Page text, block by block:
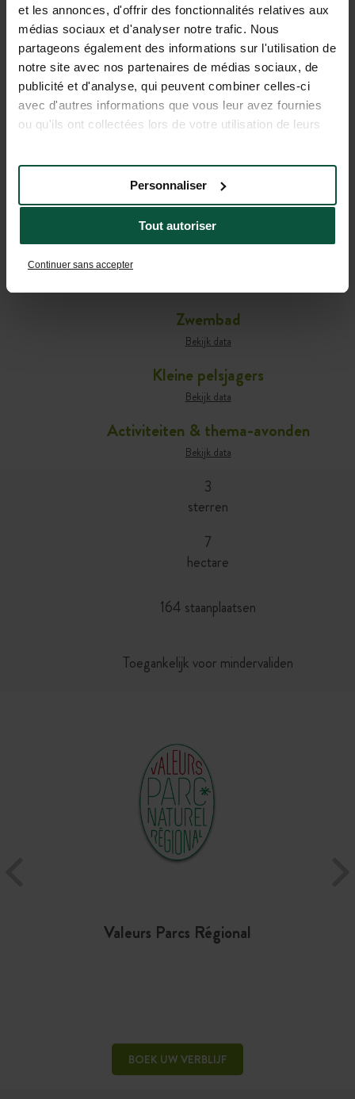
et les annonces, d'offrir des fonctionnalités relatives aux
médias sociaux et d'analyser notre trafic. Nous
partageons également des informations sur l'utilisation de
notre site avec nos partenaires de médias sociaux, de
publicité et d'analyse, qui peuvent combiner celles-ci
avec d'autres informations que vous leur avez fournies
ou qu'ils ont collectées lors de votre utilisation de leurs
Tout autoriser
Personnaliser
Continuer sans accepter
PRAKTISCHE INFORMATIE
OM UW VERBLIJF VOOR TE
BEREIDEN
Barservice
Bekijk data
Zwembad
Bekijk data
Kleine pelsjagers
Bekijk data
Activiteiten & thema-avonden
Bekijk data
3
sterren
7
hectare
164 staanplaatsen
Toegankelijk voor mindervaliden
Valeurs Parcs Régional
BOEK UW VERBLIJF